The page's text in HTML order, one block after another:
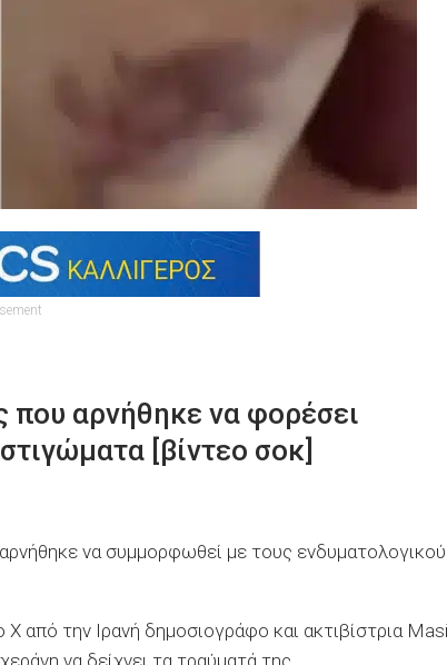
που αρνήθηκε να φορέσει
[βίντεο σοκ]
να συμμορφωθεί με τους
από την Ιρανή δημοσιογράφο και ακτιβίστρια
να δείχνει τα τραύματά της.